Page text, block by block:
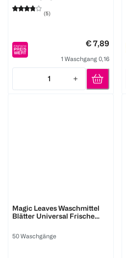
(5)
€ 7,89
1 Waschgang 0,16
1
Quantity: 1
Magic Leaves Waschmittel
Blätter Universal Frische
50 Waschgänge